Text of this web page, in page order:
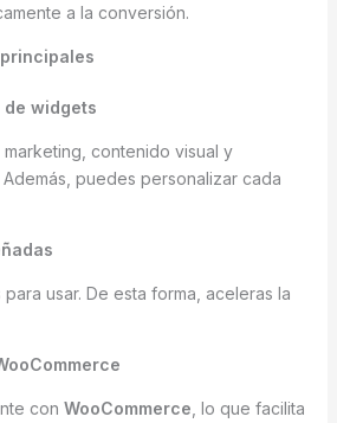
a la conversión.
widgets
contenido visual y
puedes personalizar cada
usar. De esta forma, aceleras la
con WooCommerce , lo que facilita